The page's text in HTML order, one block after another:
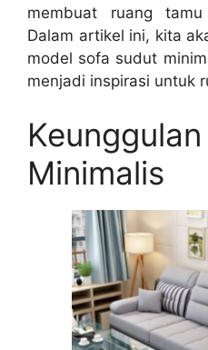
membuat ruang
Dalam artikel ini, kita
model sofa sudut
menjadi inspirasi untuk
Minimalis